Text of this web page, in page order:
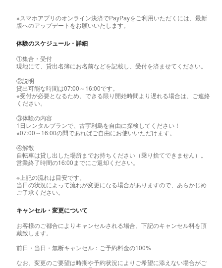
※スマホアプリのオンライン決済でPayPayをご利用いただくには、最新
版へのアップデートをお願いいたします。
体験のスケジュール・詳細
①集合・受付
現地にて、貸出名簿にお名前などを記載し、受付を済ませてください。
②説明
貸出可能な時間は07:00～16:00です。
※受付が必要となるため、できる限り開始時間より遅れる場合は、ご連絡
ください。
③体験の内容
1日レンタルプランで、古宇利島を自由に探検してください！
※07:00～16:00の間であればご自由にお使いいただけます。
④解散
自転車は貸し出した場所までお持ちください（乗り捨てできません）。
営業終了時間の16:00までにご返却ください。
※上記の流れは目安です。
当日の状況によって流れが変更になる場合がありますので、あらかじめ
ご了承ください。
キャンセル・変更について
お客様のご都合によりキャンセルされる場合、下記のキャンセル料を頂
戴致します。
前日・当日・無断キャンセル：ご予約料金の100%
なお、変更のご要望は時期や予約状況によりご希望に添えない場合がご